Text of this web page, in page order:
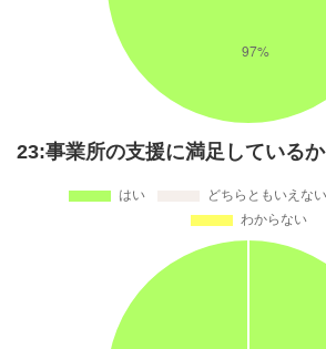
23:事業所の支援に満足しているか